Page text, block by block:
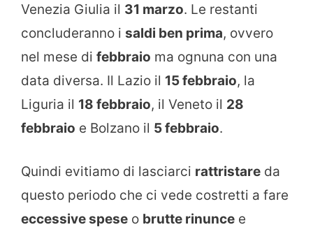
Venezia Giulia il 31 marzo. Le restanti
concluderanno i saldi ben prima, ovvero
nel mese di febbraio ma ognuna con una
data diversa. Il Lazio il 15 febbraio, la
Liguria il 18 febbraio, il Veneto il 28
febbraio e Bolzano il 5 febbraio.
Quindi evitiamo di lasciarci rattristare da
questo periodo che ci vede costretti a fare
eccessive spese o brutte rinunce e